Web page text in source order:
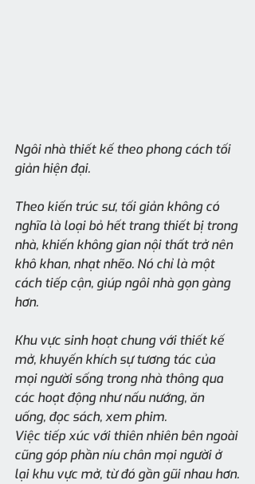
Ngôi nhà thiết kế theo phong cách tối
giản hiện đại.
Theo kiến trúc sư, tối giản không có
nghĩa là loại bỏ hết trang thiết bị trong
nhà, khiến không gian nội thất trở nên
khô khan, nhạt nhẽo. Nó chỉ là một
cách tiếp cận, giúp ngôi nhà gọn gàng
hơn.
Khu vực sinh hoạt chung với thiết kế
mở, khuyến khích sự tương tác của
mọi người sống trong nhà thông qua
các hoạt động như nấu nướng, ăn
uống, đọc sách, xem phim.
Việc tiếp xúc với thiên nhiên bên ngoài
cũng góp phần níu chân mọi người ở
lại khu vực mở, từ đó gần gũi nhau hơn.